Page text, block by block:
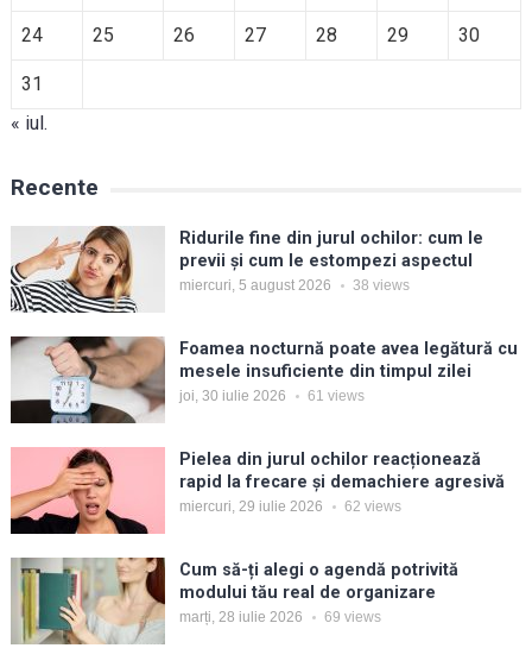
24 25 26 27 28 29 30
31
« iul.
Recente
Ridurile fine din jurul ochilor: cum le
previi și cum le estompezi aspectul
miercuri, 5 august 2026 38 views
Foamea nocturnă poate avea legătură cu
mesele insuficiente din timpul zilei
joi, 30 iulie 2026 61 views
Pielea din jurul ochilor reacționează
rapid la frecare și demachiere agresivă
miercuri, 29 iulie 2026 62 views
Cum să-ți alegi o agendă potrivită
modului tău real de organizare
marți, 28 iulie 2026 69 views